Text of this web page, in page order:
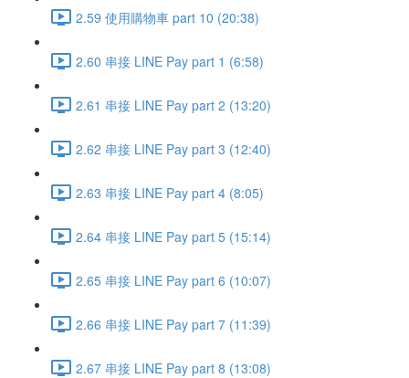
2.59 使用購物車 part 10 (20:38)
2.60 串接 LINE Pay part 1 (6:58)
2.61 串接 LINE Pay part 2 (13:20)
2.62 串接 LINE Pay part 3 (12:40)
2.63 串接 LINE Pay part 4 (8:05)
2.64 串接 LINE Pay part 5 (15:14)
2.65 串接 LINE Pay part 6 (10:07)
2.66 串接 LINE Pay part 7 (11:39)
2.67 串接 LINE Pay part 8 (13:08)